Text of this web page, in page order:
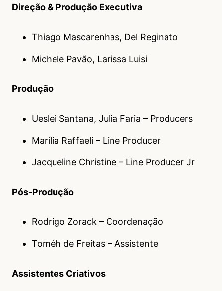
Direção & Produção Executiva
Thiago Mascarenhas, Del Reginato
Michele Pavão, Larissa Luisi
Produção
Ueslei Santana, Julia Faria – Producers
Marília Raffaeli – Line Producer
Jacqueline Christine – Line Producer Jr
Pós-Produção
Rodrigo Zorack – Coordenação
Toméh de Freitas – Assistente
Assistentes Criativos